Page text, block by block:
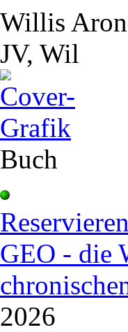
Willis
JV, Wil
Buch
Reservieren
GEO - die
2026